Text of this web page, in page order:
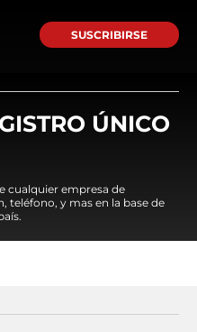
SUSCRIBIRSE
ÚNICO
cualquier empresa de
teléfono, y mas en la base de